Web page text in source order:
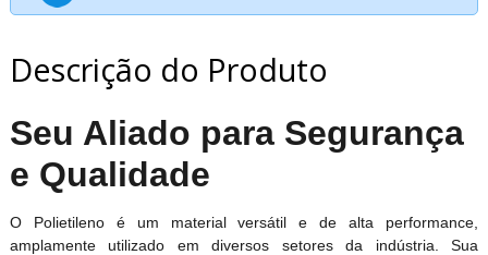
Descrição do Produto
Seu Aliado para Segurança
e Qualidade
O Polietileno é um material versátil e de alta performance,
amplamente utilizado em diversos setores da indústria. Sua